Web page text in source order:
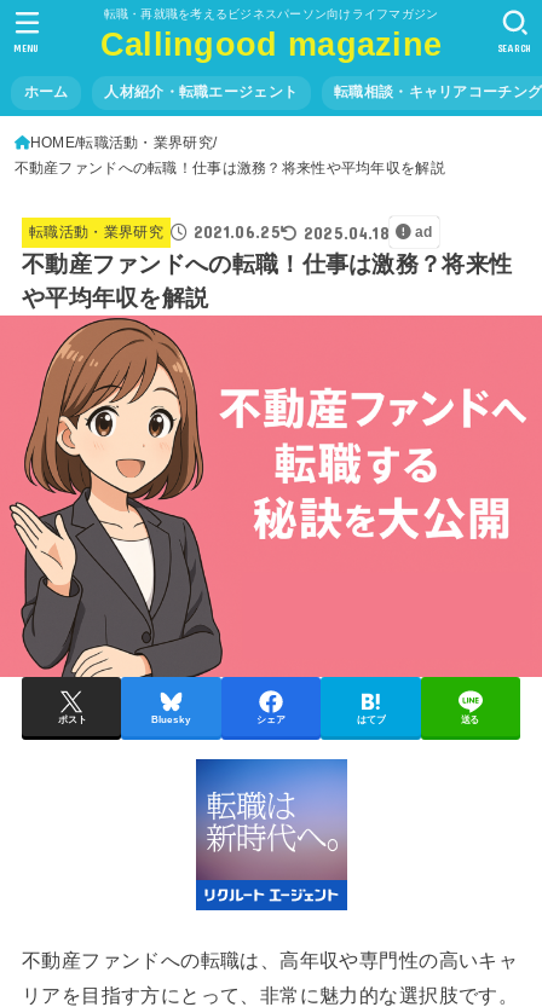
転職・再就職を考えるビジネスパーソン向けライフマガジン
Callingood magazine
ホーム 人材紹介・転職エージェント 転職相談・キャリアコーチング
SEARCH
MENU
HOME 転職活動・業界研究
不動産ファンドへの転職！仕事は激務？将来性や平均年収を解説
転職活動・業界研究 2021.06.25 2025.04.18 ad
不動産ファンドへの転職！仕事は激務？将来性
や平均年収を解説
ポスト Bluesky シェア はてブ 送る
不動産ファンドへの転職は、高年収や専門性の高いキャ
リアを目指す方にとって、非常に魅力的な選択肢です。